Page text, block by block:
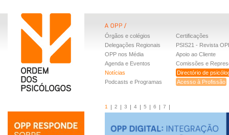
Órgãos e colégios
Delegações Regionais
OPP nos Média
Agenda e Eventos
Notícias
Podcasts e Programas
Certificações
PSIS21 - Revista
Apoio ao Cliente
Comissões e
Directório de
Acesso à Profissão
1 2 3 4 5 6 7